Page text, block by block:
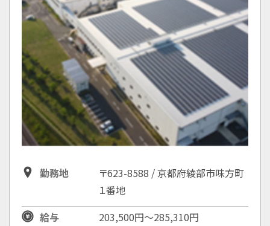
勤務地
〒623-8588 / 京都府綾部市味方町
１番地
給与
203,500円～285,310円